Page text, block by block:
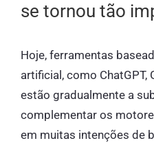
se tornou tão
Hoje, ferramentas
artificial, como ChatGPT,
estão gradualmente a
complementar os
em muitas intenções de